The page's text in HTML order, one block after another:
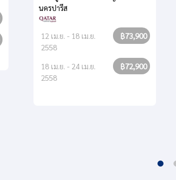
นครปารีส
12 เม.ย. - 18 เม.ย.
2558
฿73,900
18 เม.ย. - 24 เม.ย.
2558
฿72,900